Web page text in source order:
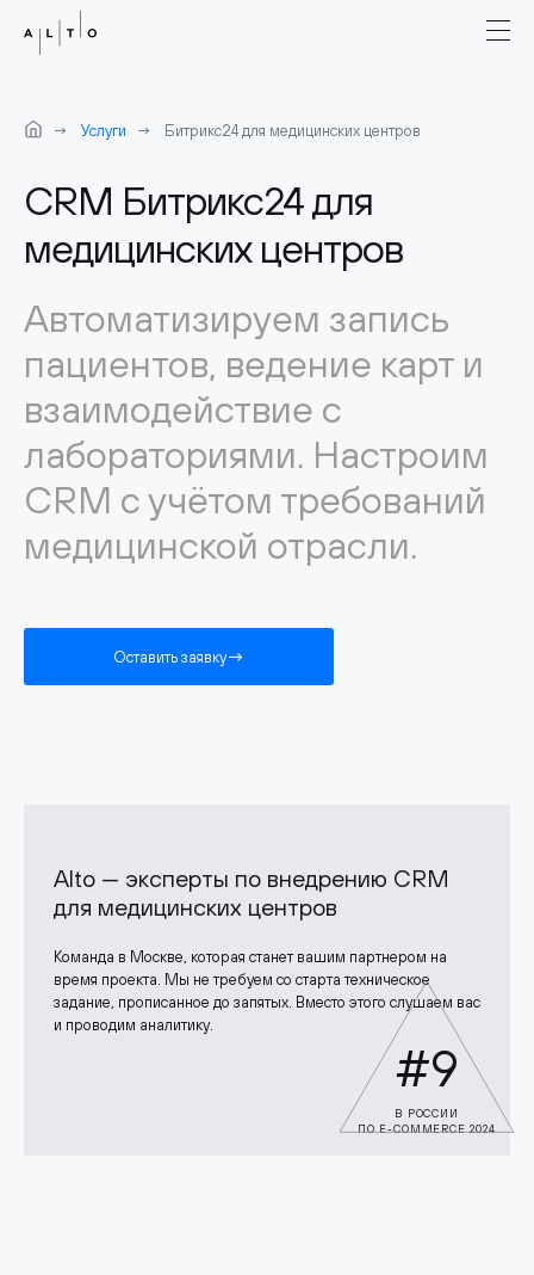
Услуги Битрикс24 для медицинских центров
CRM Битрикс24 для
медицинских центров
Автоматизируем запись
пациентов, ведение карт и
взаимодействие с
лабораториями. Настроим
CRM с учётом требований
медицинской отрасли.
Оставить заявку
Alto — эксперты по внедрению CRM
для медицинских центров
Команда в Москве, которая станет вашим партнером на
время проекта. Мы не требуем со старта техническое
задание, прописанное до запятых. Вместо этого слушаем вас
и проводим аналитику.
#9
В РОССИИ
ПО E-COMMERCE 2024